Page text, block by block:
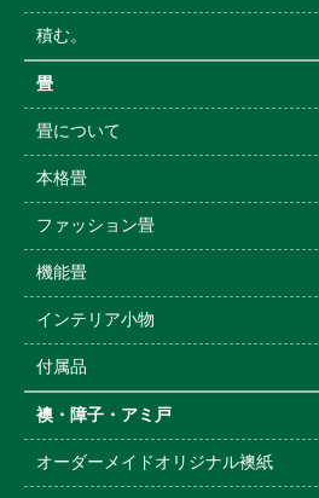
積む。
畳
畳について
本格畳
ファッション畳
機能畳
インテリア小物
付属品
襖・障子・アミ戸
オーダーメイドオリジナル襖紙